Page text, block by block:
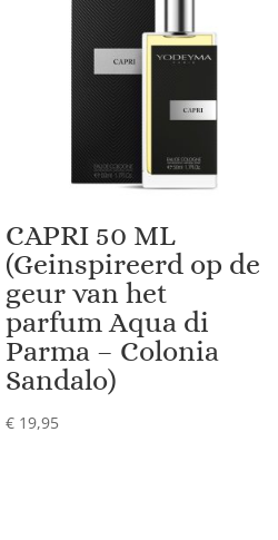
CAPRI 50 ML
(Geinspireerd op de
geur van het
parfum Aqua di
Parma – Colonia
Sandalo)
€ 19,95